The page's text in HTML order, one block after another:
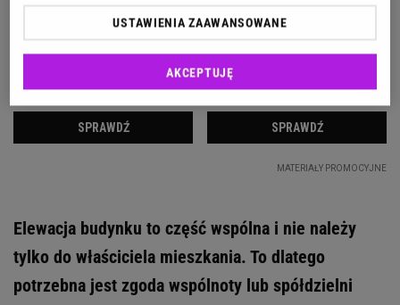
Elewacja budynku to część wspólna i nie należy
tylko do właściciela mieszkania. To dlatego
potrzebna jest zgoda wspólnoty lub spółdzielni
USTAWIENIA ZAAWANSOWANE
AKCEPTUJĘ